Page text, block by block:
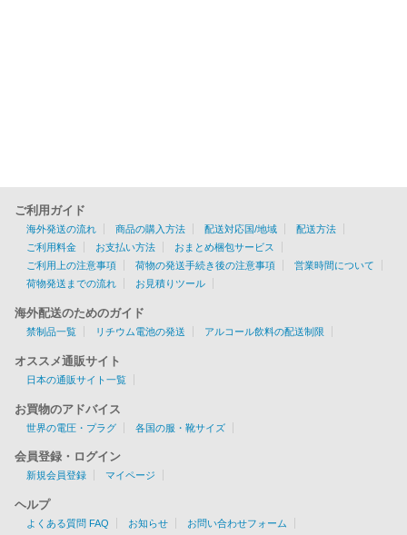
ご利用ガイド
海外発送の流れ 商品の購入方法 配送対応国/地域
配送方法
ご利用料金
お支払い方法
おまとめ梱包サービス
ご利用上の注意事項
荷物の発送手続き後の注意事項
営業時間について
荷物発送までの流れ
お見積りツール
海外配送のためのガイド
禁制品一覧 リチウム電池の発送 アルコール飲料の配送制限
オススメ通販サイト
日本の通販サイト一覧
お買物のアドバイス
世界の電圧・プラグ 各国の服・靴サイズ
会員登録・ログイン
新規会員登録 マイページ
ヘルプ
よくある質問 FAQ お知らせ
お問い合わせフォーム